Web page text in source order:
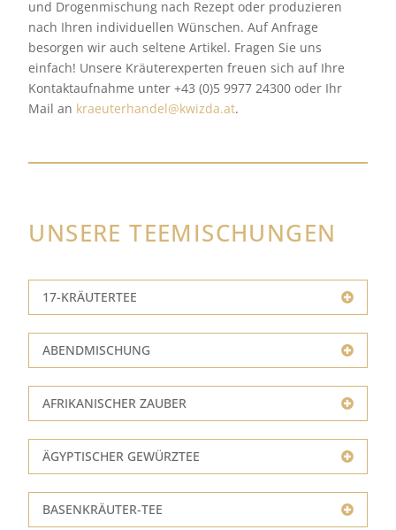
und Drogenmischung nach Rezept oder produzieren
nach Ihren individuellen Wünschen. Auf Anfrage
besorgen wir auch seltene Artikel. Fragen Sie uns
einfach! Unsere Kräuterexperten freuen sich auf Ihre
Kontaktaufnahme unter +43 (0)5 9977 24300 oder Ihr
Mail an kraeuterhandel@kwizda.at.
UNSERE TEEMISCHUNGEN
17-KRÄUTERTEE
ABENDMISCHUNG
AFRIKANISCHER ZAUBER
ÄGYPTISCHER GEWÜRZTEE
BASENKRÄUTER-TEE